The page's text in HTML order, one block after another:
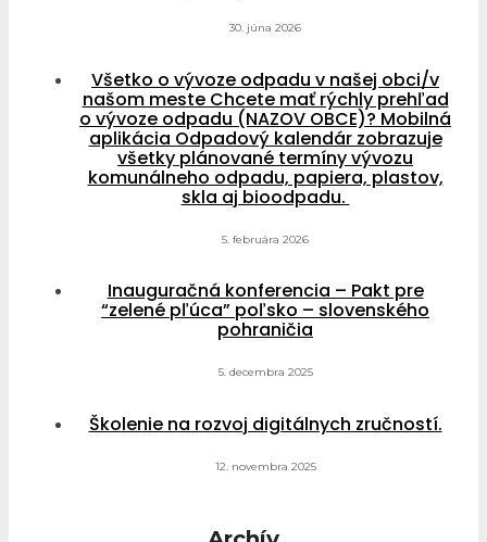
30. júna 2026
Všetko o vývoze odpadu v našej obci/v
našom meste Chcete mať rýchly prehľad
o vývoze odpadu (NAZOV OBCE)? Mobilná
aplikácia Odpadový kalendár zobrazuje
všetky plánované termíny vývozu
komunálneho odpadu, papiera, plastov,
skla aj bioodpadu.
5. februára 2026
Inauguračná konferencia – Pakt pre
“zelené pľúca” poľsko – slovenského
pohraničia
5. decembra 2025
Školenie na rozvoj digitálnych zručností.
12. novembra 2025